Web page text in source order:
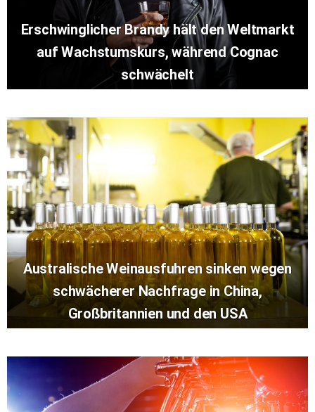
Erschwinglicher Brandy hält den Weltmarkt
auf Wachstumskurs, während Cognac
schwächelt
Australische Weinausfuhren sinken wegen
schwächerer Nachfrage in China,
Großbritannien und den USA